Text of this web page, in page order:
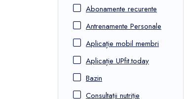
Abonamente recurente
Antrenamente Personale
Aplicație mobil membri
Aplicație UPfit.today
Bazin
Consultații nutriție